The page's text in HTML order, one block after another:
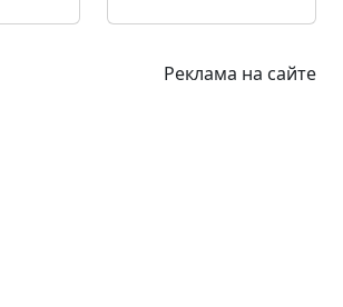
Реклама на сайте